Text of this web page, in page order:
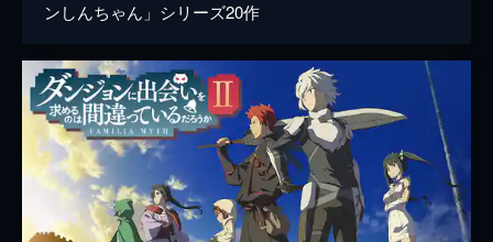
ンしんちゃん」シリーズ20作